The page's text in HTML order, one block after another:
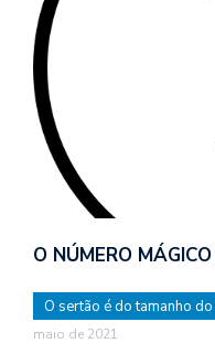
O NÚMERO
O sertão é do tamanho
maio de 2021